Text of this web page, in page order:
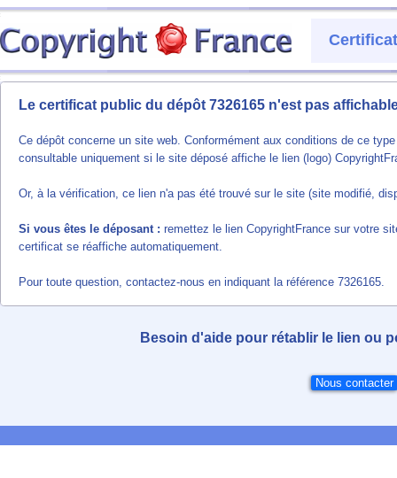
Le certificat public du dépôt 7326165 n'est pas
Ce dépôt concerne un site web. Conformément aux conditions de ce
consultable uniquement si le site déposé affiche le lien (logo)
Or, à la vérification, ce lien n'a pas été trouvé sur le site (site modifié,
Si vous êtes le déposant : remettez le lien CopyrightFrance sur votre
certificat se réaffiche automatiquement.
Pour toute question, contactez-nous en indiquant la référence 7326165.
Besoin d'aide pour rétablir le lien ou
Nous contacter